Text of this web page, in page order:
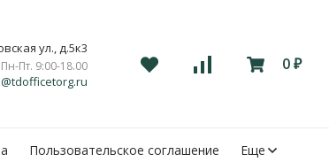
ул., д.5к3
Пн-Пт. 9:00-18.00 0 ₽
Пользовательское соглашение Еще